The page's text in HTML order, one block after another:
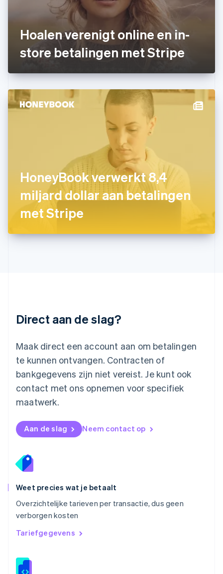
Hoalen verenigt online en in-
store betalingen met Stripe
HoneyBook verwerkt 8,4
miljard dollar aan betalingen
met Stripe
Direct aan de slag?
Maak direct een account aan om betalingen
te kunnen ontvangen. Contracten of
bankgegevens zijn niet vereist. Je kunt ook
contact met ons opnemen voor specifiek
maatwerk.
Aan de slag Neem contact op
Weet precies wat je betaalt
Overzichtelijke tarieven per transactie, dus geen
verborgen kosten
Tariefgegevens
Gibraltar
Griekenland
Hongarije
Hongkong SAR, China
English
English
Kroatië
EnglishItaliano
Letland
English
Liechtenstein
English
Litouwen
Mexico
Español English
NederlandsEnglish
Nieuw-Zeeland
English
Noorwegen
English
DeutschEnglish
English
Portugal
Roemenië
English
English简体中文
EnglishItaliano
Slowakije
English
Spanje
Thailand